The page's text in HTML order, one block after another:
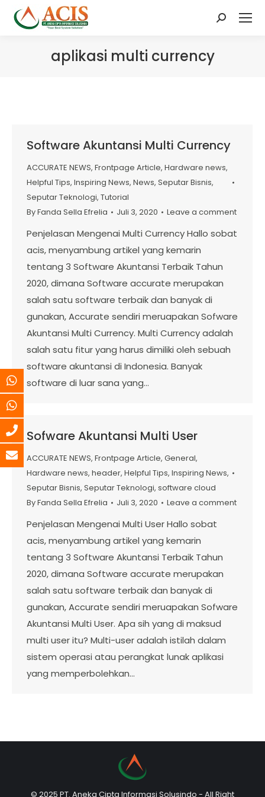
Search:
aplikasi multi currency
Software Akuntansi Multi Currency
ACCURATE NEWS, Frontpage Article, Hardware news,
Helpful Tips, Inspiring News, News, Seputar Bisnis,
Seputar Teknologi, Tutorial
ByFanda Sella Efrelia Juli 3, 2020 Leave a comment
Penjelasan Mengenai Multi Currency Hallo sobat
acis, menyambung artikel yang kemarin
tentang 3 Software Akuntansi Terbaik Tahun
2020, dimana Software accurate merupakan
salah satu software terbaik dan banyak di
gunakan, Accurate sendiri meruapakan Sofware
Akuntansi Multi Currency. Multi Currency adalah
salah satu fitur yang harus dimiliki oleh sebuah
software akuntansi di Indonesia. Banyak
software di luar sana yang…
Sofware Akuntansi Multi User
ACCURATE NEWS, Frontpage Article, General,
Hardware news, header, Helpful Tips, Inspiring News,
Seputar Bisnis, Seputar Teknologi, software cloud
ByFanda Sella Efrelia Juli 3, 2020 Leave a comment
Penjelasan Mengenai Multi User Hallo sobat
acis, menyambung artikel yang kemarin
tentang 3 Software Akuntansi Terbaik Tahun
2020, dimana Software accurate merupakan
salah satu software terbaik dan banyak di
gunakan, Accurate sendiri meruapakan Sofware
Akuntansi Multi User. Apa sih yang di maksud
multi user itu? Multi-user adalah istilah dalam
sistem operasi atau perangkat lunak aplikasi
yang memperbolehkan…
© 2025 PT. Aneka Cipta Informasi Solusindo - All Right